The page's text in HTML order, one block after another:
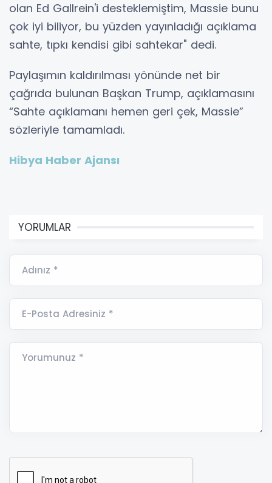
olan Ed Gallrein'i desteklemiştim, Massie bunu
çok iyi biliyor, bu yüzden yayınladığı açıklama
sahte, tıpkı kendisi gibi sahtekar" dedi.
Paylaşımın kaldırılması yönünde net bir
çağrıda bulunan Başkan Trump, açıklamasını
“Sahte açıklamanı hemen geri çek, Massie”
sözleriyle tamamladı.
Hibya Haber Ajansı
YORUMLAR
Adınız *
E-Posta Adresiniz *
Yorumunuz *